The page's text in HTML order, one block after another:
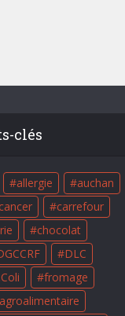
clés
allergie
auchan
carrefour
chocolat
DLC
fromage